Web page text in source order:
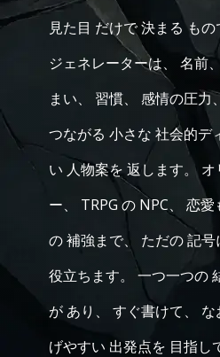
見た目 だけで 決まる も
ジェネレーターは、 名前
まい、 習慣、 感情の圧力
つながる 小さな 社会的デ
い 人物案を 返します。
ー、 TRPG の NPC、 恋
の 補強まで、 ただの 記
役立ちます。 一つ一つの
が あり、 すぐ書けて、
げやすい 出発点を 目指し